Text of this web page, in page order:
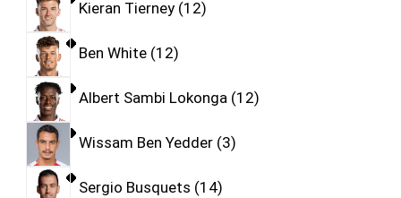
Kieran Tierney 12
Ben White 12
Albert Sambi Lokonga 12
Wissam Ben Yedder 3
Sergio Busquets 14